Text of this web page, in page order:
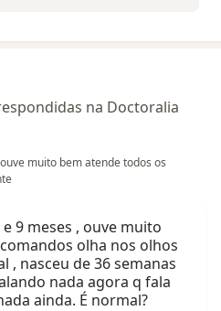
na Doctoralia
muito bem atende todos os
9 meses , ouve muito
olha nos olhos
, nasceu de 36 semanas
nada agora q fala
ainda. É normal?